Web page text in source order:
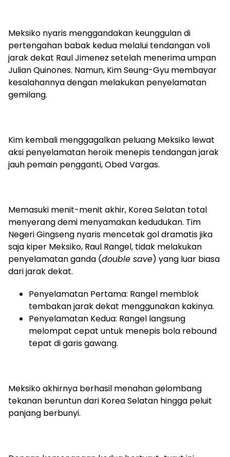
Meksiko nyaris menggandakan keunggulan di
pertengahan babak kedua melalui tendangan voli
jarak dekat Raul Jimenez setelah menerima umpan
Julian Quinones. Namun, Kim Seung-Gyu membayar
kesalahannya dengan melakukan penyelamatan
gemilang.
Kim kembali menggagalkan peluang Meksiko lewat
aksi penyelamatan heroik menepis tendangan jarak
jauh pemain pengganti, Obed Vargas.
Memasuki menit-menit akhir, Korea Selatan total
menyerang demi menyamakan kedudukan. Tim
Negeri Gingseng nyaris mencetak gol dramatis jika
saja kiper Meksiko, Raul Rangel, tidak melakukan
penyelamatan ganda (double save) yang luar biasa
dari jarak dekat.
Penyelamatan Pertama: Rangel memblok
tembakan jarak dekat menggunakan kakinya.
Penyelamatan Kedua: Rangel langsung
melompat cepat untuk menepis bola rebound
tepat di garis gawang.
Meksiko akhirnya berhasil menahan gelombang
tekanan beruntun dari Korea Selatan hingga peluit
panjang berbunyi.